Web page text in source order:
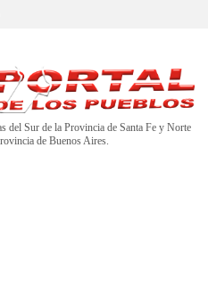
del Sur de la Provincia de Santa Fe y Norte
de Buenos Aires.